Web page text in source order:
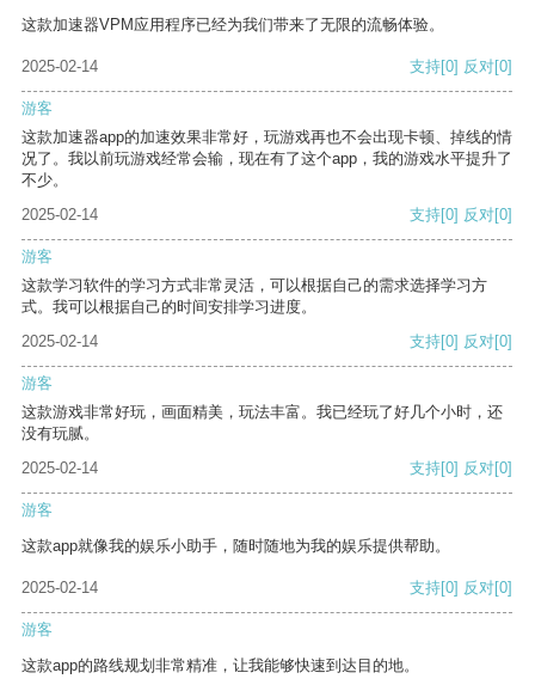
这款加速器VPM应用程序已经为我们带来了无限的流畅体验。
2025-02-14 支持[0] 反对[0]
游客
这款加速器app的加速效果非常好，玩游戏再也不会出现卡顿、掉线的情
况了。我以前玩游戏经常会输，现在有了这个app，我的游戏水平提升了
不少。
2025-02-14
支持[0] 反对[0]
游客
这款学习软件的学习方式非常灵活，可以根据自己的需求选择学习方
式。我可以根据自己的时间安排学习进度。
2025-02-14
支持[0] 反对[0]
游客
这款游戏非常好玩，画面精美，玩法丰富。我已经玩了好几个小时，还
没有玩腻。
2025-02-14
支持[0] 反对[0]
游客
这款app就像我的娱乐小助手，随时随地为我的娱乐提供帮助。
2025-02-14 支持[0] 反对[0]
游客
这款app的路线规划非常精准，让我能够快速到达目的地。